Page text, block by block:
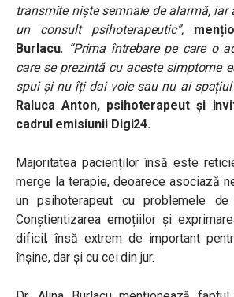
transmite niște semnale de alarmă, iar
un consult psihoterapeutic”,
Burlacu. “Prima întrebare pe care o
care se prezintă cu aceste simptome
spui și nu îți dai voie sau nu ai spațiul
Raluca Anton, psihoterapeut și
cadrul emisiunii Digi24.
Majoritatea pacienților însă este
merge la terapie, deoarece asociază
un psihoterapeut cu problemele de
Conștientizarea emoțiilor și
dificil, însă extrem de important
înșine, dar și cu cei din jur.